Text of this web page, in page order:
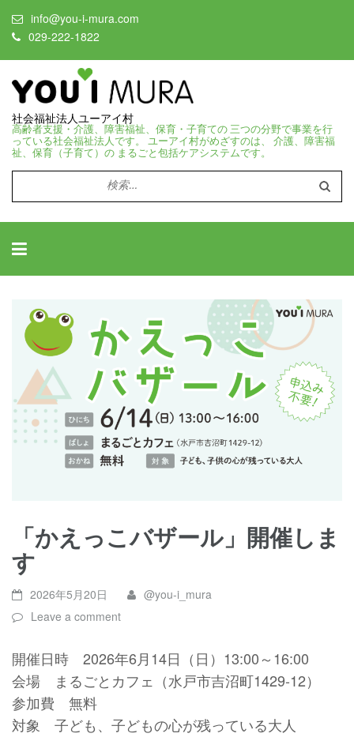
info@you-i-mura.com
029-222-1822
社会福祉法人ユーアイ村
高齢者支援・介護、障害福祉、保育・子育ての 三つの分野で事業を行
っている社会福祉法人です。 ユーアイ村がめざすのは、 介護、障害福
祉、保育（子育て）の まるごと包括ケアシステムです。
検
索:
「かえっこバザール」開催しま
す
2026年5月20日
@you-i_mura
Leave a comment
開催日時 2026年6月14日（日）13:00～16:00
会場 まるごとカフェ（水戸市吉沼町1429-12）
参加費 無料
対象 子ども、子どもの心が残っている大人